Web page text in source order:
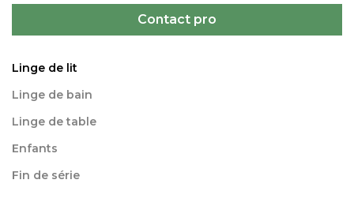
Contact pro
Linge de lit
Linge de bain
Linge de table
Enfants
Fin de série